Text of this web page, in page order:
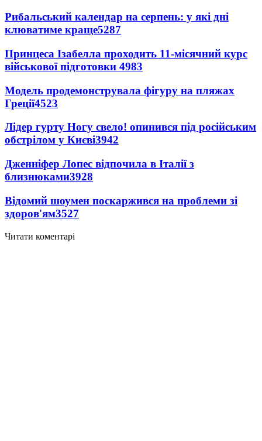
Рибальський календар на серпень: у які дні
клюватиме краще5287
Принцеса Ізабелла проходить 11-місячний курс
військової підготовки 4983
Модель продемонструвала фігуру на пляжах
Греції4523
Лідер гурту Ногу свело! опинився під російським
обстрілом у Києві3942
Дженніфер Лопес відпочила в Італії з
близнюками3928
Відомий шоумен поскаржився на проблеми зі
здоров'ям3527
Читати коментарі